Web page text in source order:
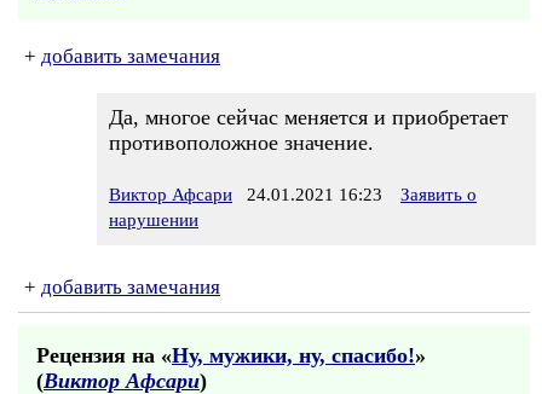
+ добавить замечания
Да, многое сейчас меняется и приобретает
противоположное значение.
Виктор Афсари 24.01.2021 16:23
Заявить о
нарушении
+ добавить замечания
Рецензия на «Ну, мужики, ну, спасибо!»
(Виктор Афсари)